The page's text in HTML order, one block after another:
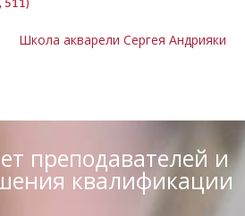
511)
Школа акварели Сергея Андрияки
преподавателей и
квалификации